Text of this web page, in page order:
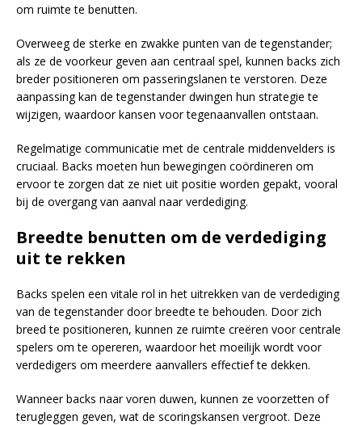
om ruimte te benutten.
Overweeg de sterke en zwakke punten van de tegenstander;
als ze de voorkeur geven aan centraal spel, kunnen backs zich
breder positioneren om passeringslanen te verstoren. Deze
aanpassing kan de tegenstander dwingen hun strategie te
wijzigen, waardoor kansen voor tegenaanvallen ontstaan.
Regelmatige communicatie met de centrale middenvelders is
cruciaal. Backs moeten hun bewegingen coördineren om
ervoor te zorgen dat ze niet uit positie worden gepakt, vooral
bij de overgang van aanval naar verdediging.
Breedte benutten om de verdediging
uit te rekken
Backs spelen een vitale rol in het uitrekken van de verdediging
van de tegenstander door breedte te behouden. Door zich
breed te positioneren, kunnen ze ruimte creëren voor centrale
spelers om te opereren, waardoor het moeilijk wordt voor
verdedigers om meerdere aanvallers effectief te dekken.
Wanneer backs naar voren duwen, kunnen ze voorzetten of
terugleggen geven, wat de scoringskansen vergroot. Deze